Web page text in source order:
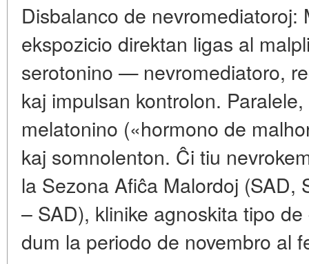
Disbalanco de nevromediatoroj:
ekspozicio direktan ligas al
serotonino — nevromediatoro,
kaj impulsan kontrolon.
melatonino («hormono de
kaj somnolenton. Ĉi tiu
la Sezona Afiĉa Malordoj (SAD,
– SAD), klinike agnoskita tipo
dum la periodo de novembro al